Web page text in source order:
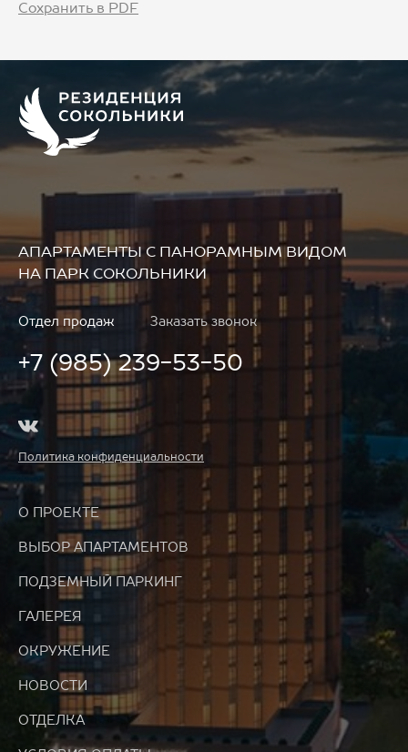
Сохранить в PDF
О ПРОЕКТЕ
ВЫБОР АПАРТАМЕНТОВ
ПОДЗЕМНЫЙ ПАРКИНГ
ГАЛЕРЕЯ
ОКРУЖЕНИЕ
НОВОСТИ
ОТДЕЛКА
АПАРТАМЕНТЫ С ПАНОРАМНЫМ ВИДОМ
НА ПАРК СОКОЛЬНИКИ
Отдел продаж Заказать звонок
+7 (985) 239-53-50
Политика конфиденциальности